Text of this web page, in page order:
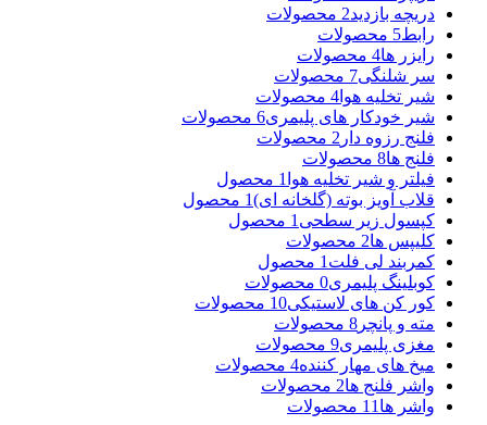
دریچه بازدید2 محصولات
رابط5 محصولات
رایزر ها4 محصولات
سر شلنگی7 محصولات
شیر تخلیه هوا 4 محصولات
شیر خودکار های پلیمری6 محصولات
فلنج رزوه دار 2 محصولات
فلنج ها8 محصولات
فیلتر و شیر تخلیه هوا 1 محصول
قلاب آویز بوته (گلخانه ای)1 محصول
کپسول زیر سطحی 1 محصول
کلیپس ها2 محصولات
کمربند لی فلت 1 محصول
کوبلینگ پلیمری0 محصولات
کور کن های لاستیکی10 محصولات
مته و پانچر 8 محصولات
مغزی پلیمری9 محصولات
میخ های مهار کننده4 محصولات
واشر فلنج ها2 محصولات
واشر ها 11 محصولات